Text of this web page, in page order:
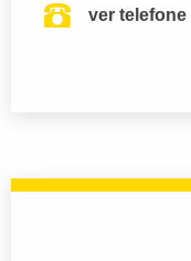
ver telefone